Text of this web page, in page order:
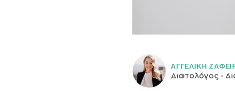
ΑΓΓΕΛΙΚH
Διαιτολόγος -